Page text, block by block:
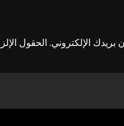
بريدك الإلكتروني. الحقول